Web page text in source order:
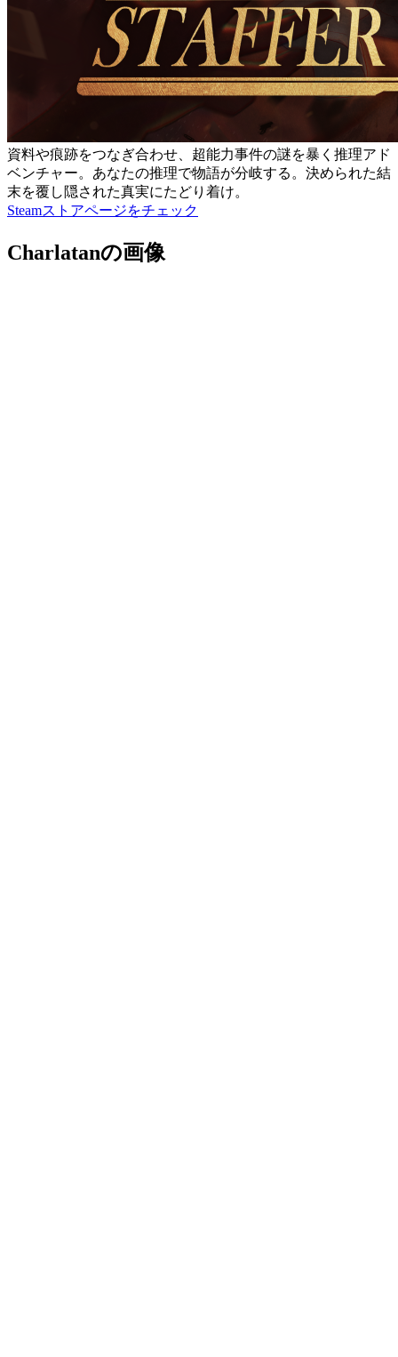
資料や痕跡をつなぎ合わせ、超能力事件の謎を暴く推理アド
ベンチャー。あなたの推理で物語が分岐する。決められた結
末を覆し隠された真実にたどり着け。
Steamストアページをチェック
Charlatanの画像